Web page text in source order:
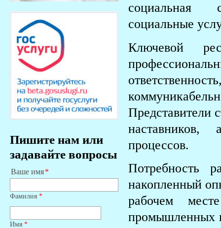
Пишите нам или
задавайте вопросы
Ваше имя
Фамилия *
Имя *
социальная
социальные
Ключевой
Представители
наставников,
процессов.
Потребность
накопленный
рабочем
промышленных